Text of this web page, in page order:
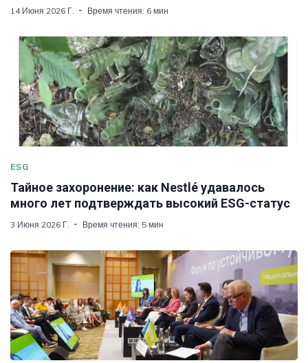
14 Июня 2026 Г. Время чтения: 6 мин
ESG
Тайное захоронение: как Nestlé удавалось
много лет подтверждать высокий ESG-статус
3 Июня 2026 Г. Время чтения: 5 мин